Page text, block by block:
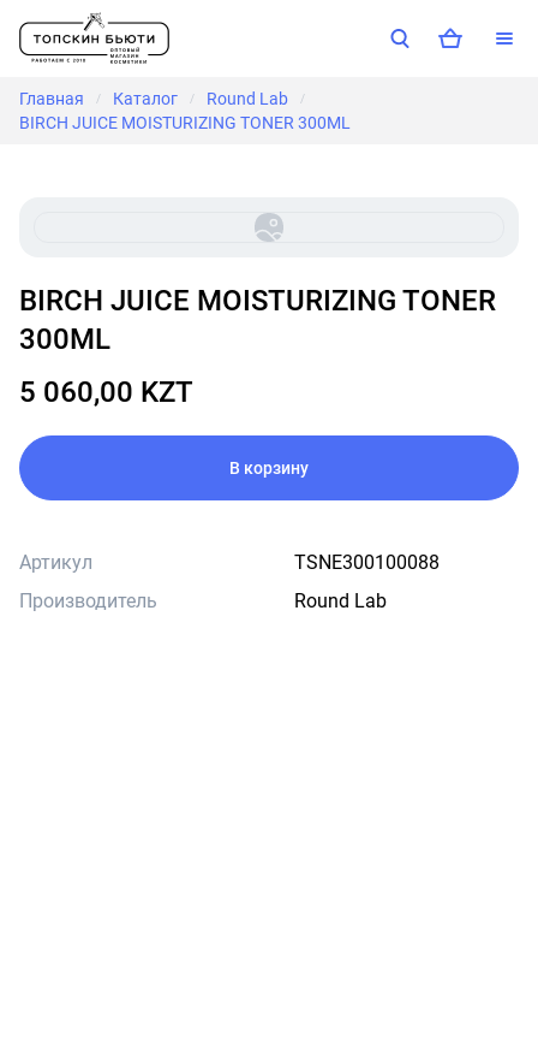
Главная / Каталог / Round Lab /
BIRCH JUICE MOISTURIZING TONER 300ML
BIRCH JUICE MOISTURIZING TONER
300ML
5 060,00 KZT
В корзину
Артикул
TSNE300100088
Производитель
Round Lab